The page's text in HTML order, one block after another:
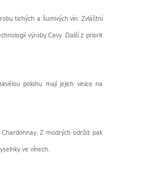
tichých a šumivých vín. Zvláštní
výroby Cavy. Další z priorit
polohu mají jejich vinice na
Z modrých odrůd pak
ve vínech.